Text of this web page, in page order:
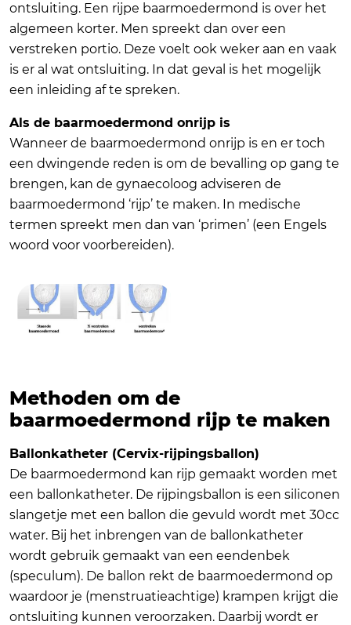
ontsluiting. Een rijpe baarmoedermond is over het
algemeen korter. Men spreekt dan over een
verstreken portio. Deze voelt ook weker aan en vaak
is er al wat ontsluiting. In dat geval is het mogelijk
een inleiding af te spreken.
Als de baarmoedermond onrijp is
Wanneer de baarmoedermond onrijp is en er toch
een dwingende reden is om de bevalling op gang te
brengen, kan de gynaecoloog adviseren de
baarmoedermond ‘rijp’ te maken. In medische
termen spreekt men dan van ‘primen’ (een Engels
woord voor voorbereiden).
Methoden om de
baarmoedermond rijp te maken
Ballonkatheter (Cervix-rijpingsballon)
De baarmoedermond kan rijp gemaakt worden met
een ballonkatheter. De rijpingsballon is een siliconen
slangetje met een ballon die gevuld wordt met 30cc
water. Bij het inbrengen van de ballonkatheter
wordt gebruik gemaakt van een eendenbek
(speculum). De ballon rekt de baarmoedermond op
waardoor je (menstruatieachtige) krampen krijgt die
ontsluiting kunnen veroorzaken. Daarbij wordt er